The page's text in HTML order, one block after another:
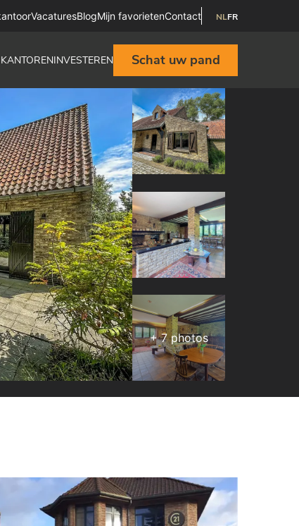
VacaturesBlogMijn favorietenContact NLFR
INVESTEREN Schat uw pand
+7photos